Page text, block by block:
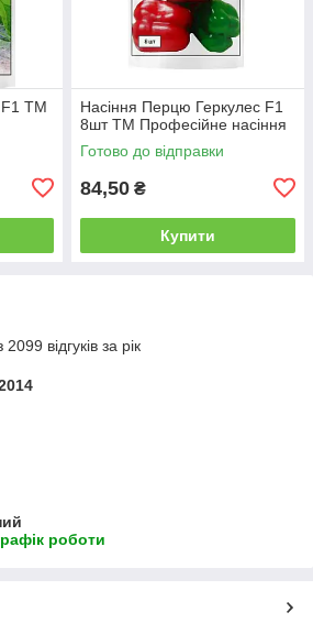
F1 ТМ
Насіння Перцю Геркулес F1
8шт ТМ Професійне насіння
Готово до відправки
84,50 ₴
Купити
відгуків за рік
роботи